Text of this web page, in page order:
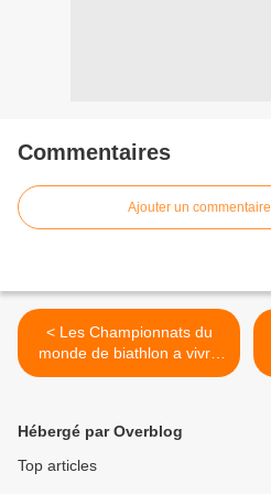
Commentaires
Ajouter un commentaire
< Les Championnats du
monde de biathlon a vivre
du 7 au 17 mars en direct
Hébergé par Overblog
Top articles